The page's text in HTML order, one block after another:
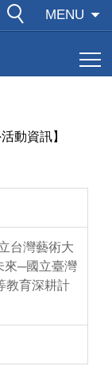
MENU
動資訊】
台灣藝術大
來─國立臺灣
教育深耕計